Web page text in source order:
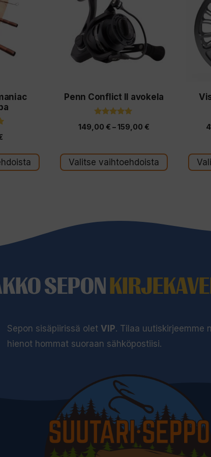
Penn Conflict II avokela
5:stä
149,00 € –159,00 €
-
159,00 €
Valitse vaihtoehdoista
useampi
muunnelma.
Voit
tuotteen
Voit
SEPON
Sepon sisäpiirissä oletVIP. Tilaa uutiskirjeemme
hienot hommat suoraan sähköpostiisi.